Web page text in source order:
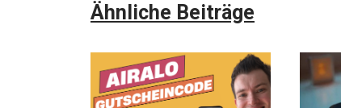
Ähnliche Beiträge